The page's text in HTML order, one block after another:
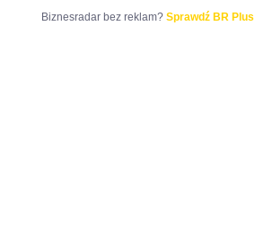
Biznesradar bez reklam? Sprawdź BR Plus